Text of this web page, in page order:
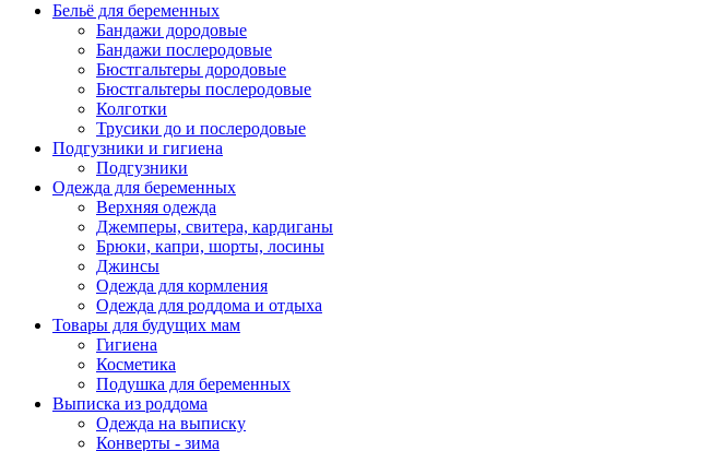
Бельё для беременных
Бандажи дородовые
Бандажи послеродовые
Бюстгальтеры дородовые
Бюстгальтеры послеродовые
Колготки
Трусики до и послеродовые
Подгузники и гигиена
Подгузники
Одежда для беременных
Верхняя одежда
Джемперы, свитера, кардиганы
Брюки, капри, шорты, лосины
Джинсы
Одежда для кормления
Одежда для роддома и отдыха
Товары для будущих мам
Гигиена
Косметика
Подушка для беременных
Выписка из роддома
Одежда на выписку
Конверты - зима